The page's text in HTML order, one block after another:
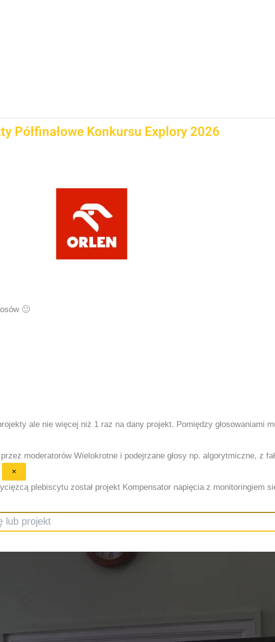
Półfinałowe Konkursu Explory 2026
🙂
ale nie więcej niż 1 raz na dany projekt. Pomiędzy głosowaniami
moderatorów Wielokrotne i podejrzane głosy np. algorytmiczne, z
×
plebiscytu został projekt Kompensator napięcia z monitoringiem